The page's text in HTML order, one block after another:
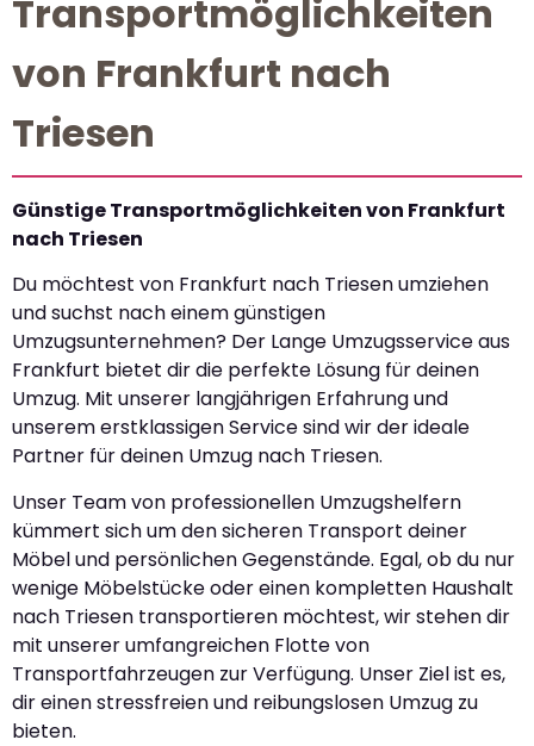
Transportmöglichkeiten
von Frankfurt nach
Triesen
Günstige Transportmöglichkeiten von Frankfurt
nach Triesen
Du möchtest von Frankfurt nach Triesen umziehen
und suchst nach einem günstigen
Umzugsunternehmen? Der Lange Umzugsservice aus
Frankfurt bietet dir die perfekte Lösung für deinen
Umzug. Mit unserer langjährigen Erfahrung und
unserem erstklassigen Service sind wir der ideale
Partner für deinen Umzug nach Triesen.
Unser Team von professionellen Umzugshelfern
kümmert sich um den sicheren Transport deiner
Möbel und persönlichen Gegenstände. Egal, ob du nur
wenige Möbelstücke oder einen kompletten Haushalt
nach Triesen transportieren möchtest, wir stehen dir
mit unserer umfangreichen Flotte von
Transportfahrzeugen zur Verfügung. Unser Ziel ist es,
dir einen stressfreien und reibungslosen Umzug zu
bieten.